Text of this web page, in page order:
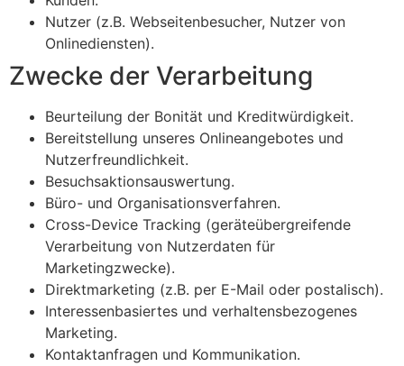
Nutzer (z.B. Webseitenbesucher, Nutzer von
Onlinediensten).
Zwecke der Verarbeitung
Beurteilung der Bonität und Kreditwürdigkeit.
Bereitstellung unseres Onlineangebotes und
Nutzerfreundlichkeit.
Besuchsaktionsauswertung.
Büro- und Organisationsverfahren.
Cross-Device Tracking (geräteübergreifende
Verarbeitung von Nutzerdaten für
Marketingzwecke).
Direktmarketing (z.B. per E-Mail oder postalisch).
Interessenbasiertes und verhaltensbezogenes
Marketing.
Kontaktanfragen und Kommunikation.